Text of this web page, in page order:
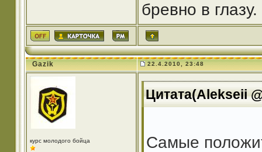
бревно в глазу.
Gazik 22.4.2010, 23:48
курс молодого бойца
Цитата(Alekseii
Самые